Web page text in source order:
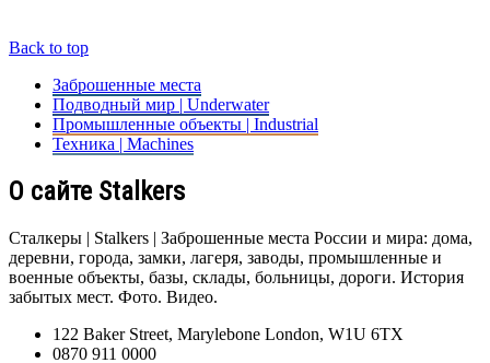
Back to top
Заброшенные места
Подводный мир | Underwater
Промышленные объекты | Industrial
Техника | Machines
О сайте Stalkers
Сталкеры | Stalkers | Заброшенные места России и мира: дома,
деревни, города, замки, лагеря, заводы, промышленные и
военные объекты, базы, склады, больницы, дороги. История
забытых мест. Фото. Видео.
122 Baker Street, Marylebone London, W1U 6TX
0870 911 0000